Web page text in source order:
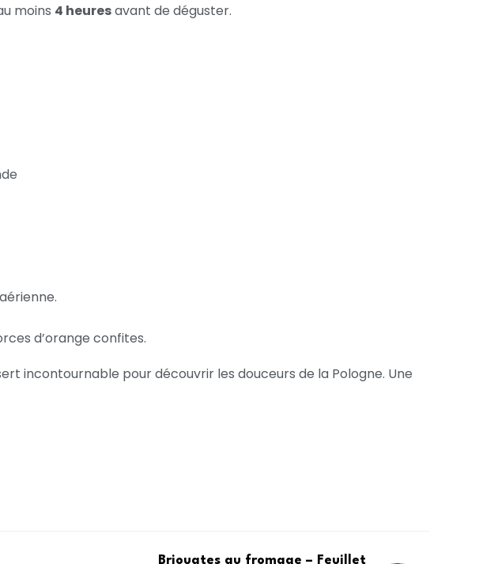
moins 4 heuresavant de déguster.
d’orange confites.
incontournable pour découvrir les douceurs de la Pologne. Une
Briouates au fromage – Feuillet